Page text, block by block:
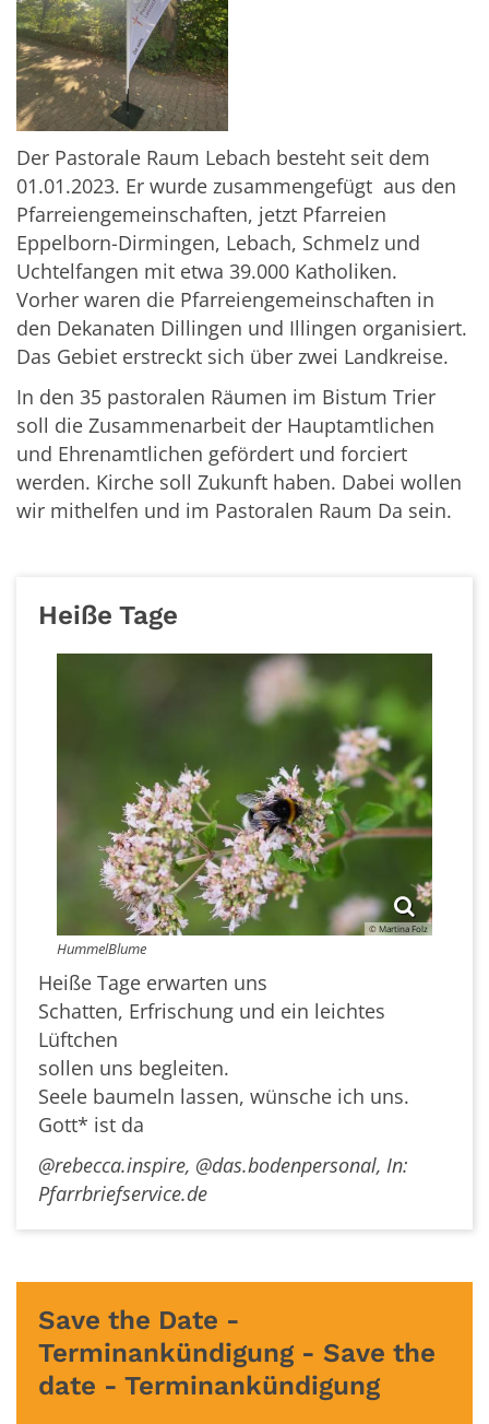
Der Pastorale Raum Lebach besteht seit dem
01.01.2023. Er wurde zusammengefügt aus den
Pfarreiengemeinschaften, jetzt Pfarreien
Eppelborn-Dirmingen, Lebach, Schmelz und
Uchtelfangen mit etwa 39.000 Katholiken.
Vorher waren die Pfarreiengemeinschaften in
den Dekanaten Dillingen und Illingen organisiert.
Das Gebiet erstreckt sich über zwei Landkreise.
In den 35 pastoralen Räumen im Bistum Trier
soll die Zusammenarbeit der Hauptamtlichen
und Ehrenamtlichen gefördert und forciert
werden. Kirche soll Zukunft haben. Dabei wollen
wir mithelfen und im Pastoralen Raum Da sein.
Heiße Tage
© Martina Folz
HummelBlume
Heiße Tage erwarten uns
Schatten, Erfrischung und ein leichtes
Lüftchen
sollen uns begleiten.
Seele baumeln lassen, wünsche ich uns.
Gott* ist da
@rebecca.inspire, @das.bodenpersonal, In:
Pfarrbriefservice.de
Save the Date -
Terminankündigung - Save the
date - Terminankündigung